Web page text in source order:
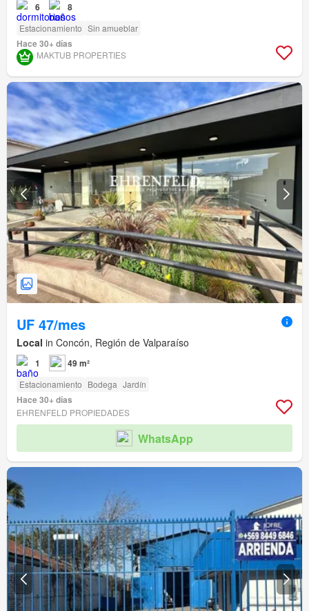
6 8
Estacionamiento Sin amueblar
Hace 30+ días
MAKTUB PROPERTIES
UF 47/mes
Local in Concón, Región de Valparaíso
1 49 m²
Estacionamiento Bodega Jardín
Hace 30+ días
EHRENFELD PROPIEDADES
WhatsApp